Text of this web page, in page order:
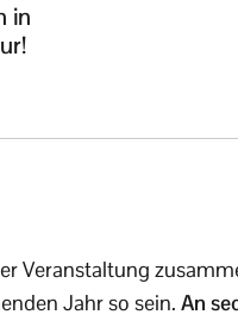
in
Veranstaltung
Jahr so sein. An